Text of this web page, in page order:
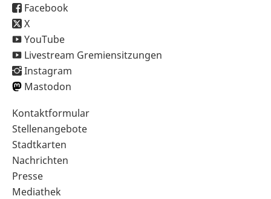
Facebook
X
YouTube
Livestream Gremiensitzungen
Instagram
Mastodon
Sekundärnavigation
im
Fußbereich
Kontaktformular
Stellenangebote
Stadtkarten
Nachrichten
Presse
Mediathek